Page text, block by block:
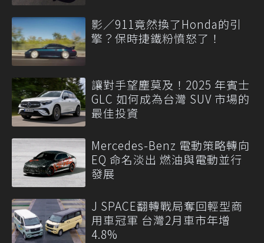
影／911竟然換了Honda的引
擎？保時捷鐵粉憤怒了！
讓對手望塵莫及！2025 年賓士
GLC 如何成為台灣 SUV 市場的
最佳投資
Mercedes-Benz 電動策略轉向
EQ 命名淡出 燃油與電動並行
發展
J SPACE翻轉戰局奪回輕型商
用車冠軍 台灣2月車市年增
4.8%